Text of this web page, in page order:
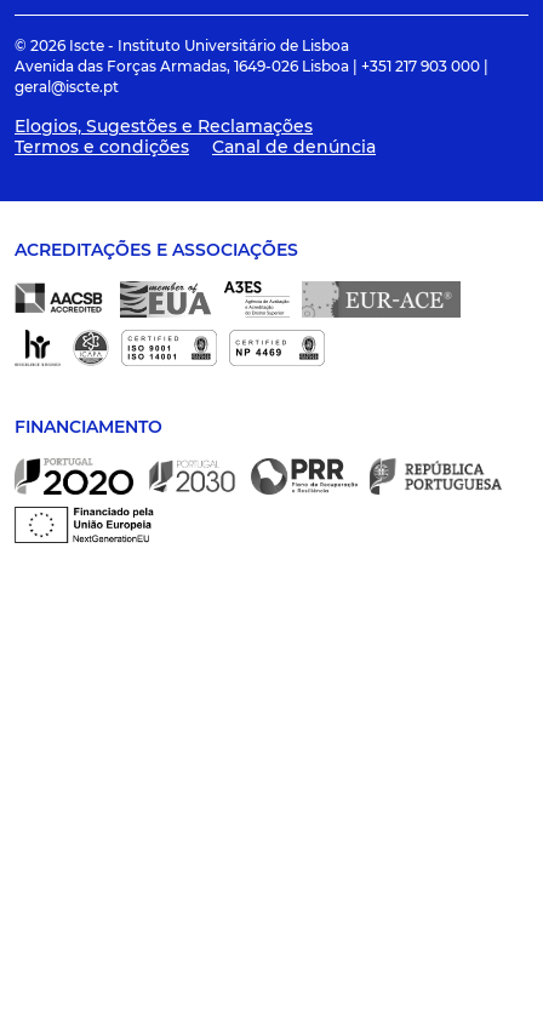
© 2026 Iscte - Instituto Universitário de Lisboa
Avenida das Forças Armadas, 1649-026 Lisboa | +351 217 903 000 |
geral@iscte.pt
Elogios, Sugestões e Reclamações
Termos e condições
Canal de denúncia
ACREDITAÇÕES E ASSOCIAÇÕES
FINANCIAMENTO